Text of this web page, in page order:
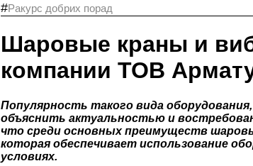
#Ракурс добрих порад
Шаровые краны и
компании ТОВ
Популярность такого вида
объяснить актуальностью и
что среди основных преимуществ
которая обеспечивает использование
условиях.